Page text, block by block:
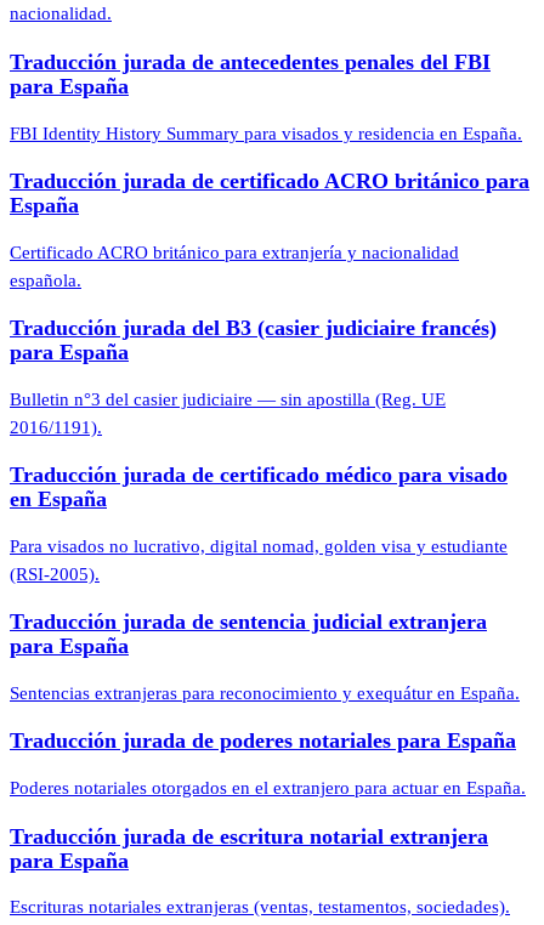
nacionalidad.
Traducción jurada de antecedentes penales del FBI
para España
FBI Identity History Summary para visados y residencia en España.
Traducción jurada de certificado ACRO británico para
España
Certificado ACRO británico para extranjería y nacionalidad
española.
Traducción jurada del B3 (casier judiciaire francés)
para España
Bulletin n°3 del casier judiciaire — sin apostilla (Reg. UE
2016/1191).
Traducción jurada de certificado médico para visado
en España
Para visados no lucrativo, digital nomad, golden visa y estudiante
(RSI-2005).
Traducción jurada de sentencia judicial extranjera
para España
Sentencias extranjeras para reconocimiento y exequátur en España.
Traducción jurada de poderes notariales para España
Poderes notariales otorgados en el extranjero para actuar en España.
Traducción jurada de escritura notarial extranjera
para España
Escrituras notariales extranjeras (ventas, testamentos, sociedades).